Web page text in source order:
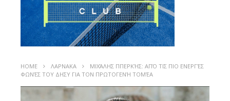
HOME ΛΑΡΝΑΚΑ
ΜΙΧΆΛΗΣ ΠΠΕΡΚΉΣ: ΑΠΌ ΤΙΣ ΠΙΟ ΕΝΕΡΓΈΣ
ΦΩΝΈΣ ΤΟΥ ΔΗΣΥ ΓΙΑ ΤΟΝ ΠΡΩΤΟΓΕΝΉ ΤΟΜΈΑ